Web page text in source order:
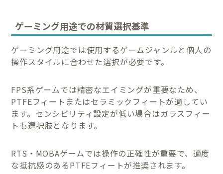
ゲーミング用途での材質選択基準
ゲーミング用途では使用するゲームジャンルと個人の
操作スタイルに合わせた選択が必要です。
FPS系ゲームでは精密なエイミングが重要なため、
PTFEフィートまたはセラミックフィートが適してい
ます。センシビリティ設定が低い場合はガラスフィー
トも選択肢となります。
RTS・MOBAゲームでは操作の正確性が重要で、適度
な抵抗感のあるPTFEフィートが推奨されます。